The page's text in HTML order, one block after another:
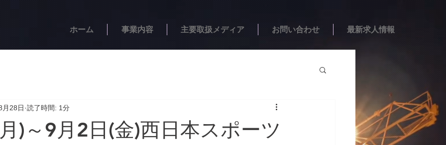
ホーム 事業内容 主要取扱メディア お問い合わせ 最新求人情報
)～9月2日(金)西日本スポーツ
月28日 読了時間: 1分